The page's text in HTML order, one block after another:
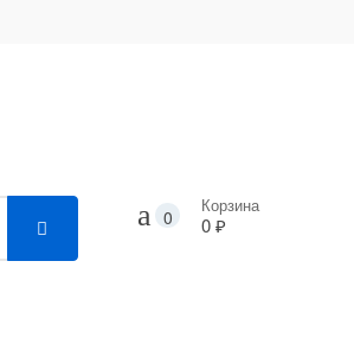
0
Корзина
0 ₽